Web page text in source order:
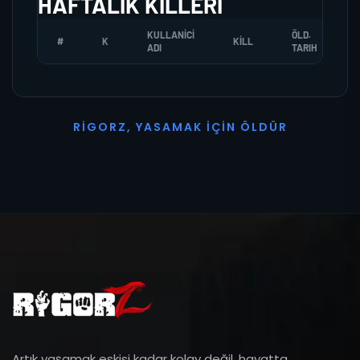
# K
KULLANICI
ADI
KILL
ÖLD.
TARIH
R I G O R Z, YASAMAK İ ÇI N Ö L D Ü R